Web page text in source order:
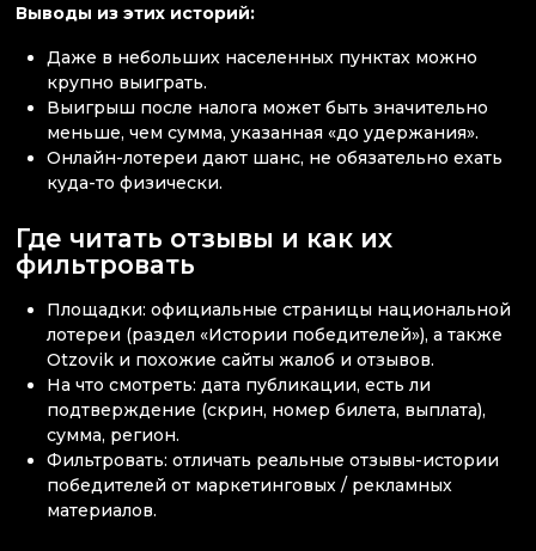
Выводы из этих историй:
Даже в небольших населенных пунктах можно
крупно выиграть.
Выигрыш после налога может быть значительно
меньше, чем сумма, указанная «до удержания».
Онлайн-лотереи дают шанс, не обязательно ехать
куда-то физически.
Где читать отзывы и как их
фильтровать
Площадки: официальные страницы национальной
лотереи (раздел «Истории победителей»), а также
Otzovik и похожие сайты жалоб и отзывов.
На что смотреть: дата публикации, есть ли
подтверждение (скрин, номер билета, выплата),
сумма, регион.
Фильтровать: отличать реальные отзывы-истории
победителей от маркетинговых / рекламных
материалов.